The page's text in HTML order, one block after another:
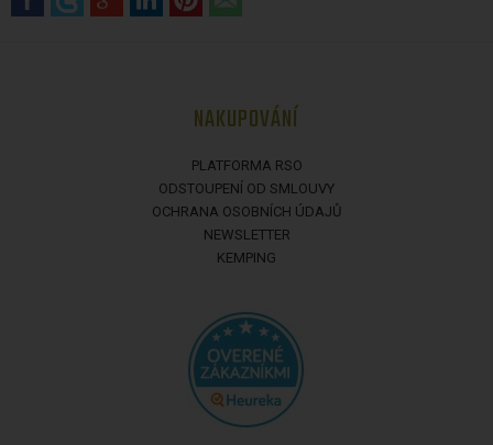
NAKUPOVÁNÍ
PLATFORMA RSO
ODSTOUPENÍ OD SMLOUVY
OCHRANA OSOBNÍCH ÚDAJŮ
NEWSLETTER
KEMPING